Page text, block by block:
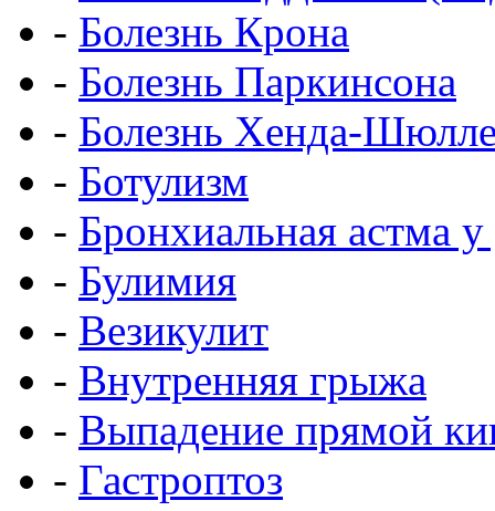
- Болезнь Крона
- Болезнь Паркинсона
- Болезнь Хенда-
- Ботулизм
- Бронхиальная астма у
- Булимия
- Везикулит
- Внутренняя грыжа
- Выпадение прямой
- Гастроптоз